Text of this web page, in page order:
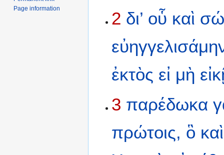
2 δι’ οὗ καὶ
ἐκτὸς εἰ μὴ
3 παρέδωκα
πρώτοις, ὃ καὶ
Page information